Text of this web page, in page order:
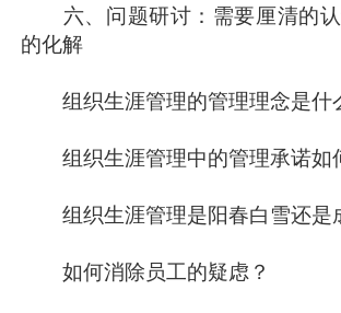
六、问题研讨：需要厘清的认
的化解
组织生涯管理的管理理念是什
组织生涯管理中的管理承诺如
组织生涯管理是阳春白雪还是
如何消除员工的疑虑？